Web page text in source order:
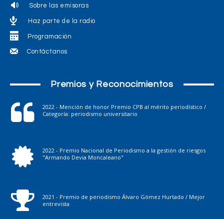
Sobre las emisoras
Haz parte de la radio
Programación
Contáctanos
Premios y Reconocimientos
2022 - Mención de honor Premio CPB al mérito periodístico /
Categoría: periodismo universitario
2022 - Premio Nacional de Periodismo a la gestión de riesgos
"Armando Devia Moncaleano"
2021 - Premio de periodismo Álvaro Gómez Hurtado / Mejor
entrevista